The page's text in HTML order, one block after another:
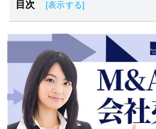
目次
クリーニング業界の概要と動向
クリーニング業界のM＆A動向
クリーニング店をM＆Aするメリ
クリーニング店のM&A・買収・
クリーニング業界のM&Aの成功
クリーニング業界のM&A・事業